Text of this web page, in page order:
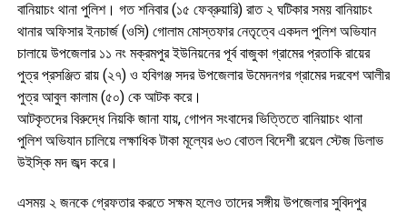
বানিয়াচং থানা পুলিশ। গত শনিবার (১৫ ফেব্রুয়ারি) রাত ২ ঘটিকার সময় বানিয়াচং
থানার অফিসার ইনচার্জ (ওসি) গোলাম মোস্তফার নেতৃত্বে একদল পুলিশ অভিযান
চালায়ে উপজেলার ১১ নং মক্রমপুর ইউনিয়নের পূর্ব বাজুকা গ্রামের প্রতাকি রায়ের
পুত্র প্রসঞ্জিত রায় (২৭) ও হবিগঞ্জ সদর উপজেলার উমেদনগর গ্রামের দরবেশ আলীর
পুত্র আবুল কালাম (৫০) কে আটক করে।
আটকৃতদের বিরুদ্ধে নিয়কি জানা যায়, গোপন সংবাদের ভিত্তিতে বানিয়াচং থানা
পুলিশ অভিযান চালিয়ে লক্ষাধিক টাকা মূল্যের ৬৩ বোতল বিদেশী রয়েল স্টেজ ডিলাভ
উইস্কি মদ জব্দ করে।
এসময় ২ জনকে গ্রেফতার করতে সক্ষম হলেও তাদের সঙ্গীয় উপজেলার সুবিদপুর